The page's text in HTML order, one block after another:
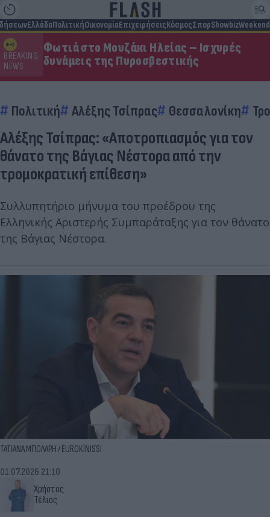
ΕλλάδαΠολιτικήΟικονομίαΕπιχειρήσειςΚόσμοςΣπορShowbizWeekend
BREAKING
NEWS
Φωτιά στο Μουζάκι Ηλείας – Ισχυρές
δυνάμεις της Πυροσβεστικής
Πολιτική Αλέξης Τσίπρας Θεσσαλονίκη
Αλέξης Τσίπρας: «Αποτροπιασμός για τον
θάνατο της Βάγιας Νέστορα από την
τρομοκρατική επίθεση»
Συλλυπητήριο μήνυμα του προέδρου της
Ελληνικής Αριστερής Συμπαράταξης για τον θάνατο
της Βάγιας Νέστορα.
ΤΑΤΙΑΝΑ ΜΠΟΛΑΡΗ / EUROKINISSI
Χρήστος
Τέλιος
01.07.2026 21:10